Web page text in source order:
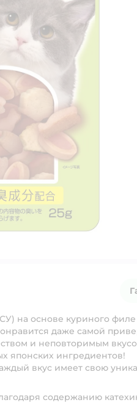
на основе куриного филе
даже самой
и неповторимым
японских ингредиентов!
вкус имеет свою
содержанию